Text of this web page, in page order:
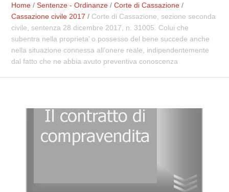
Home /Sentenze - Ordinanze /Corte di Cassazione /
Cassazione civile 2017 / Corte di Cassazione, sezione seconda
civile, sentenza 28 dicembre 2017, n. 31005. Colui che
subentra nella proprieta’ o possesso del bene succede anche
nella situazione connessa all’onere reale, indipendentemente
dal fatto che ne abbia avuto preventiva conoscenza